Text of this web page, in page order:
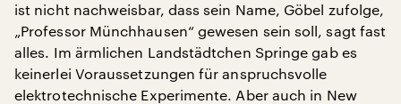
ist nicht nachweisbar, dass sein Name, Göbel zufolge,
„Professor Münchhausen“ gewesen sein soll, sagt fast
alles. Im ärmlichen Landstädtchen Springe gab es
keinerlei Voraussetzungen für anspruchsvolle
elektrotechnische Experimente. Aber auch in New